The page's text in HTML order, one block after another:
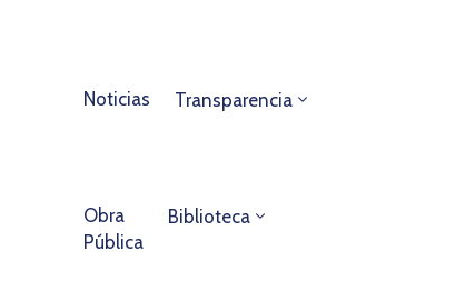
Noticias Transparencia
Obra
Pública
Biblioteca